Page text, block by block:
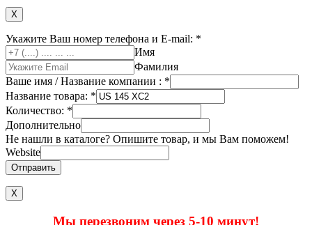
X
Укажите Ваш номер телефона и E-mail: *
Имя
Фамилия
Ваше имя / Название компании : *
Название товара: *
Количество: *
Дополнительно
Не нашли в каталоге? Опишите товар, и мы Вам поможем!
Website
Отправить
Х
Мы перезвоним через 5-10 минут!